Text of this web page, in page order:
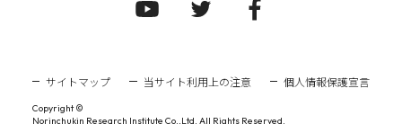
サイトマップ 当サイト利用上の注意 個人情報保護宣言
Copyright ©
Norinchukin Research Institute Co.,Ltd. All Rights Reserved.